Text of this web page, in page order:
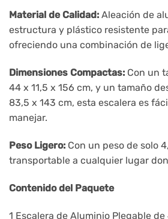
Material de Calidad: Aleación de
estructura y plástico resistente
ofreciendo una combinación de
Dimensiones Compactas: Con un
44 x 11,5 x 156 cm, y un tamaño
83,5 x 143 cm, esta escalera es
manejar.
Peso Ligero: Con un peso de solo
transportable a cualquier lugar
Contenido del Paquete
1 Escalera de Aluminio Plegable de